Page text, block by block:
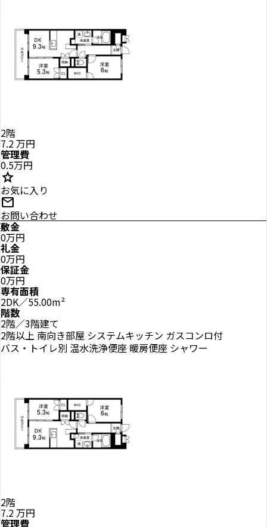
2階
7.2万円
管理費
0.5万円
star
お気に入り
mail
お問い合わせ
敷金
0万円
礼金
0万円
保証金
0万円
専有面積
2DK／55.00m²
階数
2階／3階建て
2階以上 南向き部屋 システムキッチン ガスコンロ付
バス・トイレ別 温水洗浄便座 暖房便座 シャワー
2階
7.2万円
管理費